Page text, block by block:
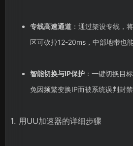
专线高速通道：通过架设专线，
区可砍掉12-20ms，中部地带也
智能切换与IP保护：一键切换目
免因频繁变换IP而被系统误判封禁
1. 用UU加速器的详细步骤